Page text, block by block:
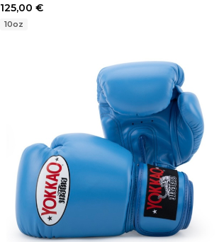
125,00 €
10oz